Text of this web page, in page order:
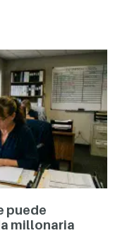
puede
millonaria